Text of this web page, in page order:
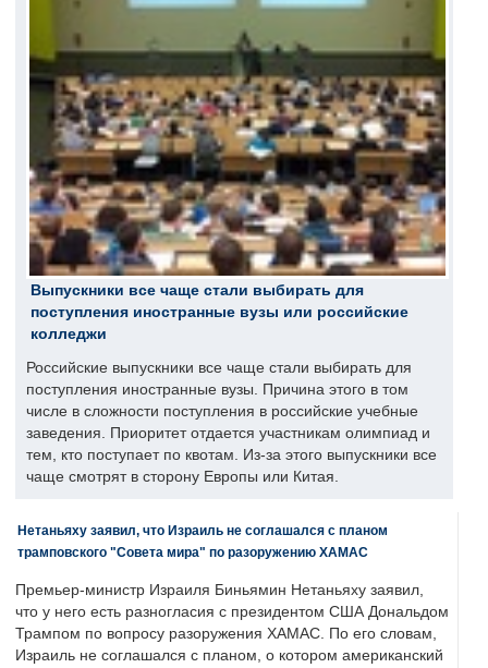
Выпускники все чаще стали выбирать для
поступления иностранные вузы или российские
колледжи
Российские выпускники все чаще стали выбирать для
поступления иностранные вузы. Причина этого в том
числе в сложности поступления в российские учебные
заведения. Приоритет отдается участникам олимпиад и
тем, кто поступает по квотам. Из-за этого выпускники все
чаще смотрят в сторону Европы или Китая.
Нетаньяху заявил, что Израиль не соглашался с планом
трамповского "Совета мира" по разоружению ХАМАС
Премьер-министр Израиля Биньямин Нетаньяху заявил,
что у него есть разногласия с президентом США Дональдом
Трампом по вопросу разоружения ХАМАС. По его словам,
Израиль не соглашался с планом, о котором американский